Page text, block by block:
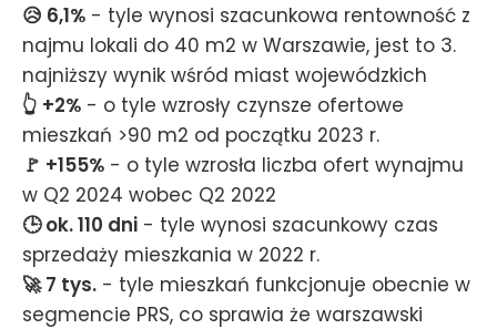
😥 6,1% - tyle wynosi szacunkowa rentowność z
najmu lokali do 40 m2 w Warszawie, jest to 3.
najniższy wynik wśród miast wojewódzkich
👆 +2% - o tyle wzrosły czynsze ofertowe
mieszkań >90 m2 od początku 2023 r.
🚩 +155% - o tyle wzrosła liczba ofert wynajmu
w Q2 2024 wobec Q2 2022
🕒 ok. 110 dni - tyle wynosi szacunkowy czas
sprzedaży mieszkania w 2022 r.
🚀 7 tys. - tyle mieszkań funkcjonuje obecnie w
segmencie PRS, co sprawia że warszawski